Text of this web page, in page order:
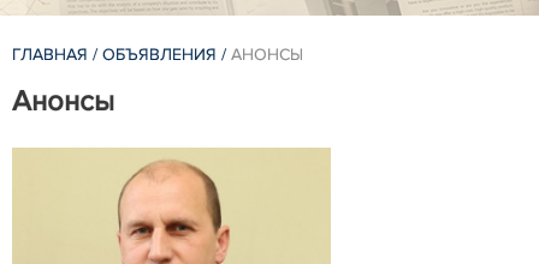
ГЛАВНАЯ / ОБЪЯВЛЕНИЯ / АНОНСЫ
Анонсы